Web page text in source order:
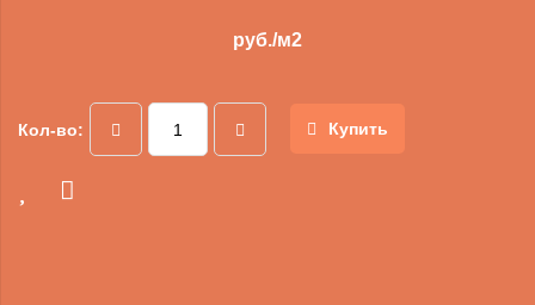
руб./м2
Кол-во: Купить